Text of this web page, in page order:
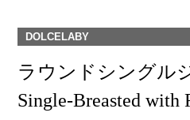
DOLCELABY
ラウンドシングル
Single-Breasted with